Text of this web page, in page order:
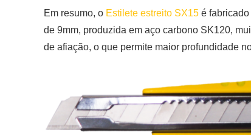
Em resumo, o Estilete estreito SX15 é
de 9mm, produzida em aço carbono SK120,
de afiação, o que permite maior profundidade